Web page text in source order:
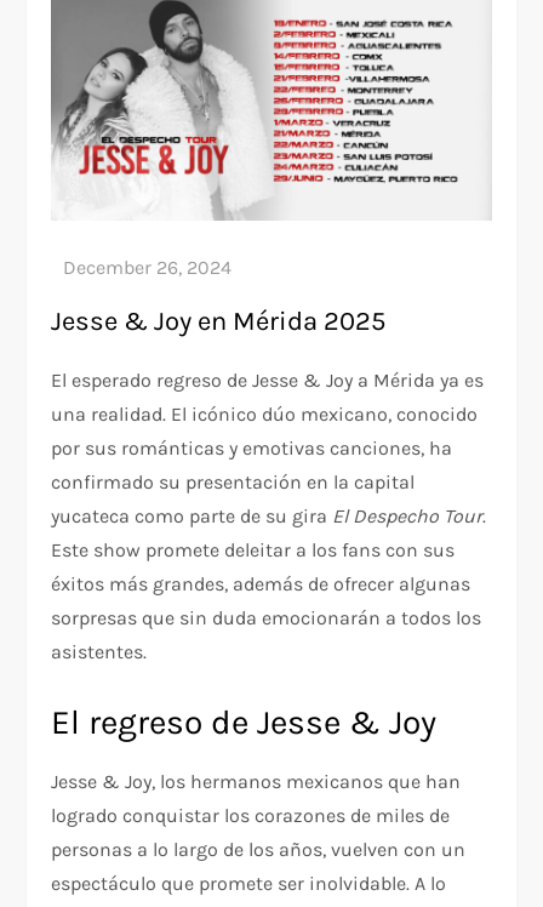
Jesse & Joy en Mérida 2025
El esperado regreso de Jesse & Joy a Mérida ya es
una realidad. El icónico dúo mexicano, conocido
por sus románticas y emotivas canciones, ha
confirmado su presentación en la capital
yucateca como parte de su gira El Despecho Tour.
Este show promete deleitar a los fans con sus
éxitos más grandes, además de ofrecer algunas
sorpresas que sin duda emocionarán a todos los
asistentes.
El regreso de Jesse & Joy
Jesse & Joy, los hermanos mexicanos que han
logrado conquistar los corazones de miles de
personas a lo largo de los años, vuelven con un
espectáculo que promete ser inolvidable. A lo